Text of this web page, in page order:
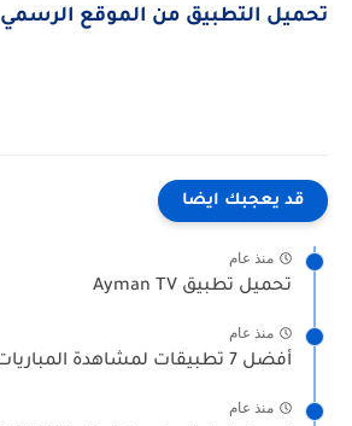
تحميل التطبيق من الموقع الرسمي
قد يعجبك ايضا
منذ عام
تحميل تطبيق Ayman TV
منذ عام
أفضل 7 تطبيقات لمشاهدة المباريات 2026
منذ عام